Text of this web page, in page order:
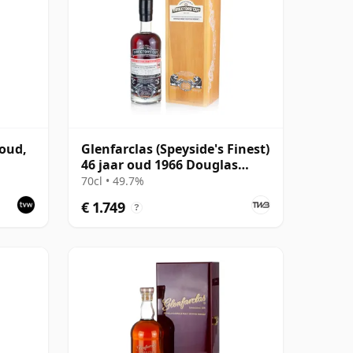
Glenfarclas (Speyside's Finest)
46 jaar oud 1966 Douglas
Laing Director's Cut
70cl • 49.7%
€ 1.749 ?